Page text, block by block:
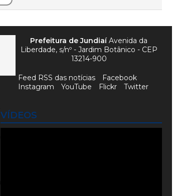
VÍDEOS
Prefeitura de JundiaíAvenida da
Liberdade, s/nº - Jardim Botânico - CEP
13214-900
Feed RSS das notícias
Facebook
Instagram
YouTube Flickr Twitter